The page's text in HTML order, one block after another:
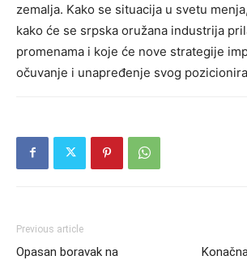
zemalja. Kako se situacija u svetu
kako će se srpska oružana industrija
promenama i koje će nove strategije
očuvanje i unapređenje svog
Previous article
Opasan boravak na